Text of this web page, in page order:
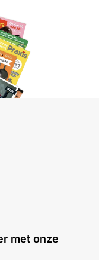
met onze